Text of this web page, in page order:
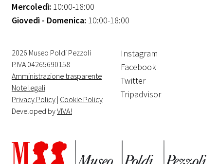
Mercoledì: 10:00-18:00
Giovedì - Domenica: 10:00-18:00
2026 Museo Poldi Pezzoli
P.IVA 04265690158
Amministrazione trasparente
Note legali
Privacy Policy | Cookie Policy
Developed byVIVA!
Instagram
Facebook
Twitter
Tripadvisor